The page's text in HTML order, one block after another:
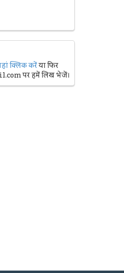
क्लिक करेंया फिर
पर हमें लिख भेजें।